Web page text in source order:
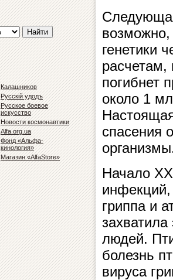
Калашников
Русскiй удодъ
Русское боевое
искусство
Новости космонавтики
Alfa.org.ua
Фонд «Альфа-
кинология»
Магазин «AlfaStore»
возможно,
генетики
погибнет
около 1
спасения
Начало
гриппа и
людей.
болезнь
вируса